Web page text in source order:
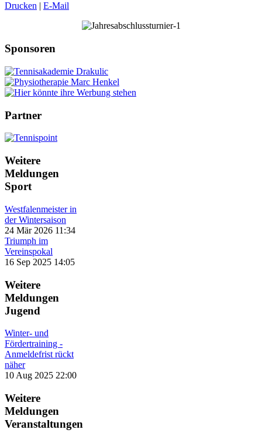
Drucken E-Mail
Sponsoren
Partner
Weitere
Meldungen
Sport
Westfalenmeister in
der Wintersaison
24 Mär 2026 11:34
Triumph im
Vereinspokal
16 Sep 2025 14:05
Weitere
Meldungen
Jugend
Winter- und
Fördertraining -
Anmeldefrist rückt
näher
10 Aug 2025 22:00
Weitere
Meldungen
Veranstaltungen